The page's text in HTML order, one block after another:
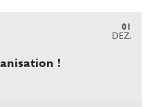
01
DEZ.
!